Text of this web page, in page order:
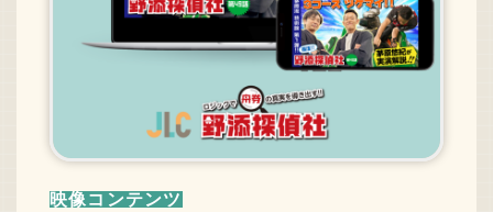
ニュースリリース
Q&A
映像コンテンツ